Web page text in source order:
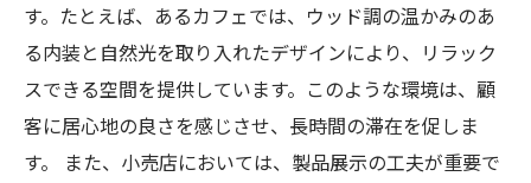
す。たとえば、あるカフェでは、ウッド調の温かみのあ
る内装と自然光を取り入れたデザインにより、リラック
スできる空間を提供しています。このような環境は、顧
客に居心地の良さを感じさせ、長時間の滞在を促しま
す。 また、小売店においては、製品展示の工夫が重要で